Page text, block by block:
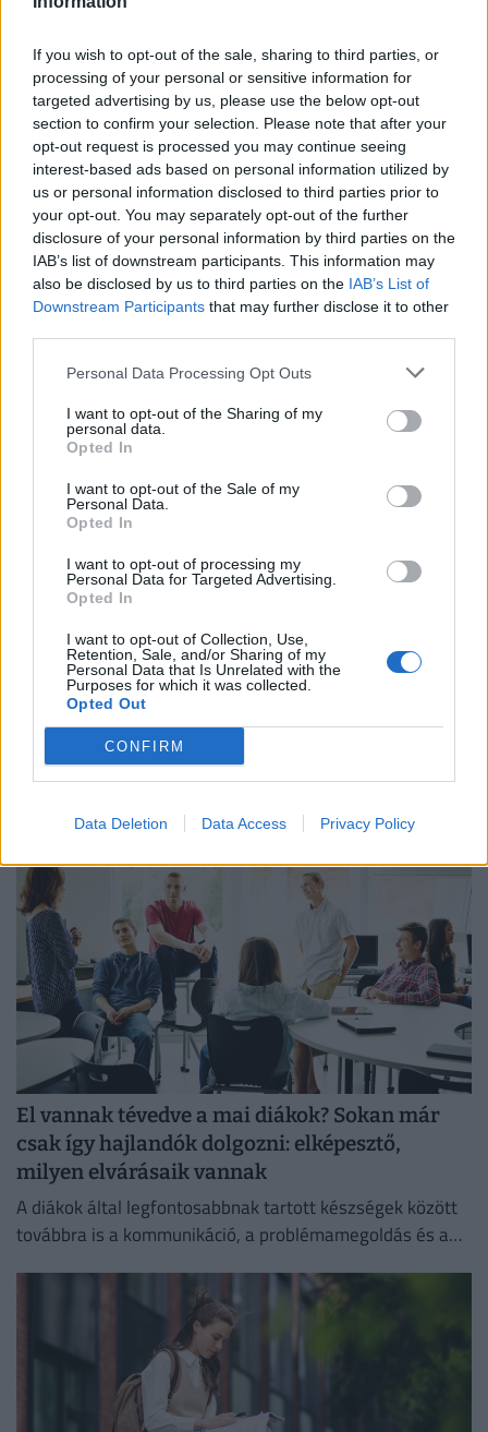
If you wish to opt-out of the sale, sharing to third parties, or
processing of your personal or sensitive information for
targeted advertising by us, please use the below opt-out
section to confirm your selection. Please note that after your
opt-out request is processed you may continue seeing
interest-based ads based on personal information utilized by
us or personal information disclosed to third parties prior to
your opt-out. You may separately opt-out of the further
disclosure of your personal information by third parties on the
IAB’s list of downstream participants. This information may
also be disclosed by us to third parties on the IAB’s List of
Downstream Participants that may further disclose it to other
Personal Data Processing Opt Outs
I want to opt-out of the Sharing of my
personal data.
Opted In
I want to opt-out of the Sale of my
Personal Data.
Opted In
I want to opt-out of processing my
Personal Data for Targeted Advertising.
Opted In
I want to opt-out of Collection, Use,
Retention, Sale, and/or Sharing of my
Personal Data that Is Unrelated with the
Purposes for which it was collected.
Opted Out
CONFIRM
Data Deletion Data Access Privacy Policy
Kiderült, ekkora fizetéssel már jómódúnak
számítasz Magyarországon: tágul az olló
gazdag és szegény között
Hiába emelkednek látványosan a magyar bérek, a
számok mögött továbbra is jelentős jövedelmi
különbségek húzódnak meg.
Így dolgoznak home officeból az élelmesek,
miközben utazgatnak: itt a TOP10 úticél, ahol
ezt legkönnyebben megteheted
Az IWG kutatása szerint a helyfüggetlen munkavégzés a
egyensúlyát, míg 80%-uk produktívabbnak érzi magát.
El vannak tévedve a mai diákok? Sokan már
csak így hajlandók dolgozni: elképesztő,
milyen elvárásaik vannak
A diákok által legfontosabbnak tartott készségek között
továbbra is a kommunikáció, a problémamegoldás és a